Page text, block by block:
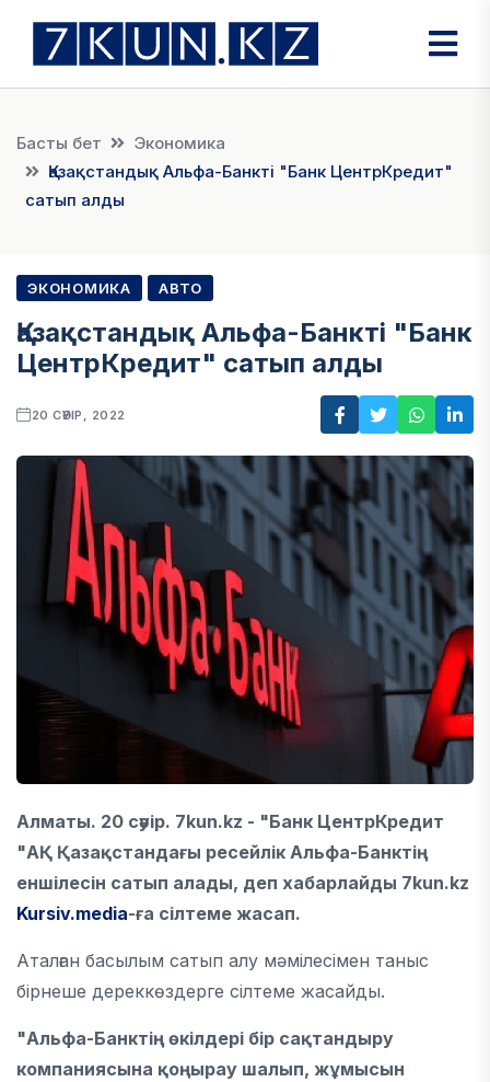
Басты бет
Экономика
Қазақстандық Альфа-Банкті "Банк ЦентрКредит"
сатып алды
ЭКОНОМИКА АВТО
Қазақстандық Альфа-Банкті "Банк
ЦентрКредит" сатып алды
20 СӘУІР, 2022
Алматы. 20 сәуір. 7kun.kz - "Банк ЦентрКредит
"АҚ Қазақстандағы ресейлік Альфа-Банктің
еншілесін сатып алады, деп хабарлайды 7kun.kz
Kursiv.media-ға сілтеме жасап.
Аталған басылым сатып алу мәмілесімен таныс
бірнеше дереккөздерге сілтеме жасайды.
"Альфа-Банктің өкілдері бір сақтандыру
компаниясына қоңырау шалып, жұмысын